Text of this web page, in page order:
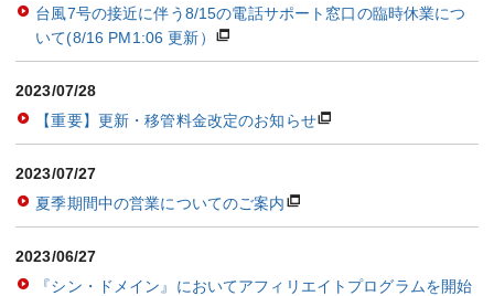
台風7号の接近に伴う8/15の電話サポート窓口の臨時休業につ
いて(8/16 PM1:06 更新）
2023/07/28
【重要】更新・移管料金改定のお知らせ
2023/07/27
夏季期間中の営業についてのご案内
2023/06/27
『シン・ドメイン』においてアフィリエイトプログラムを開始